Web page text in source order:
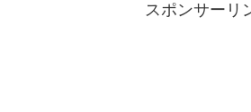
スポンサーリ